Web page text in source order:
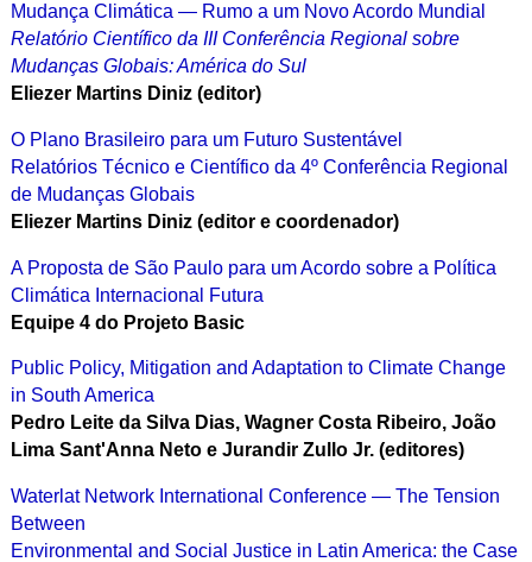
Mudança Climática — Rumo a um Novo Acordo Mundial
Relatório Científico da III Conferência Regional sobre
Mudanças Globais: América do Sul
Eliezer Martins Diniz (editor)
O Plano Brasileiro para um Futuro Sustentável
Relatórios Técnico e Científico da 4º Conferência Regional
de Mudanças Globais
Eliezer Martins Diniz (editor e coordenador)
A Proposta de São Paulo para um Acordo sobre a Política
Climática Internacional Futura
Equipe 4 do Projeto Basic
Public Policy, Mitigation and Adaptation to Climate Change
in South America
Pedro Leite da Silva Dias, Wagner Costa Ribeiro, João
Lima Sant'Anna Neto e Jurandir Zullo Jr. (editores)
Waterlat Network International Conference — The Tension
Between
Environmental and Social Justice in Latin America: the Case